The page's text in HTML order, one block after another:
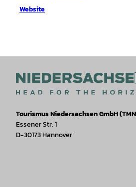
Website
Tourismus Niedersachsen GmbH
Essener Str. 1
D-30173 Hannover